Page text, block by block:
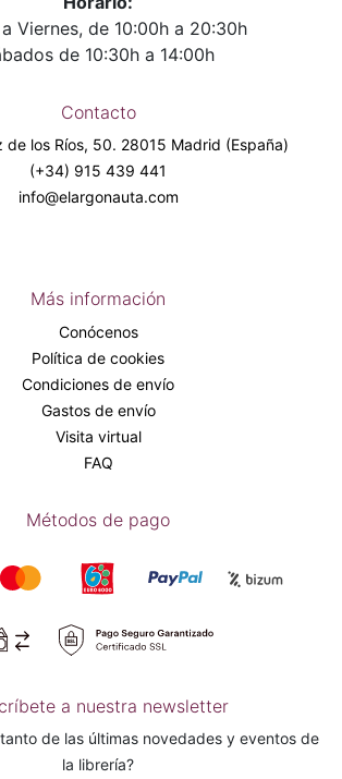
Viernes, de 10:00h a 20:30h
de 10:30h a 14:00h
Contacto
de los Ríos, 50. 28015 Madrid (España)
(+34) 915 439 441
info@elargonauta.com
Más información
Conócenos
Política de cookies
Condiciones de envío
Gastos de envío
Visita virtual
FAQ
Métodos de pago
a nuestra newsletter
de las últimas novedades y eventos de
la librería?